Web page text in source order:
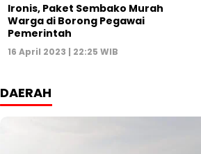
Ironis, Paket Sembako Murah
Warga di Borong Pegawai
Pemerintah
16 April 2023 | 22:25 WIB
DAERAH